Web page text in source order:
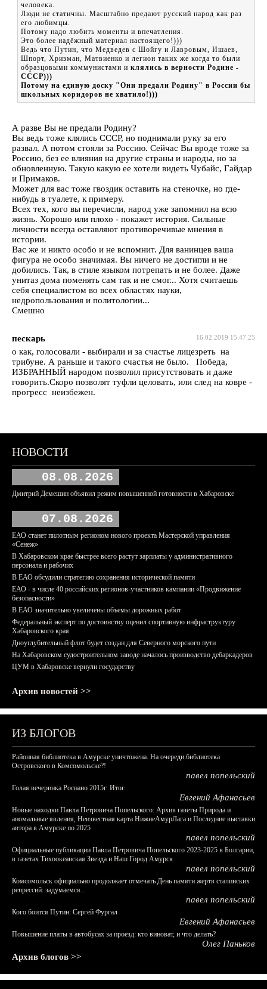
человека.
Люди не статичны. Масштабно предают русский народ как раз
его любимцы.
Потому надо любить моменты и впечатления.
Это более надёжный материал настоящего!)))
Ведь что Путин, что Медведев с Шойгу и Лавровым, Ишаев,
Шпорт, Хризман, Матвиенко и легион таких же когда то были
образцовыми коммунистами и клялись в верности Родине -
СССР)))
Потому на единую доску "Они предали Родину" в России бы
школьных коридоров не хватило!)))
А разве Вы не предали Родину?
Вы ведь тоже клялись СССР, но поднимали руку за его
развал. А потом стояли за Россию. Сейчас Вы вроде тоже за
Россию, без ее влияния на другие страны и народы, но за
обновленную. Такую какую ее хотели видеть Чубайс, Гайдар
и Примаков.
Может для вас тоже гвоздик оставить на стеночке, но где-
нибудь в туалете, к примеру.
Всех тех, кого вы перечисли, народ уже запомнил на всю
жизнь. Хорошо или плохо - покажет история. Сильные
личности всегда оставляют противоречивые мнения в
истории.
Вас же и никто особо и не вспомнит. Для ванинцев ваша
фигура не особо значимая. Вы ничего не достигли и не
добились. Так, в стиле языком потрепать и не более. Даже
унитаз дома поменять сам так и не смог... Хотя считаешь
себя специалистом во всех областях науки,
недропользования и политологии...
Смешно
16.02.2019 15:47:25
пескарь
о как, голосовали - выбирали и за счастье лицезреть на
трибуне. А раньше и такого счастья не было. Победа,
ИЗБРАННЫЙ народом позволил присутствовать и даже
говорить.Скоро позволят туфли целовать, или след на ковре -
прогресс неизбежен.
НОВОСТИ
08.08.2026
Дмитрий Демешин объявил режим повышенной готовности в Хабаровске
07.08.2026
ЕАО станет пилотным регионом нового проекта Мастерской управления
«Сенеж»
В Хабаровском крае быстрее всего растут зарплаты у административного
персонала и рабочих
В ЕАО обсудили стратегию сохранения исторической памяти
ЕАО - в числе 40 российских регионов-участников кампании «Продвижение
безопасности»
В ЕАО значительно увеличены объемы дорожных работ
Федеральный эксперт по достоинству оценил спортивную инфраструктуру
Хабаровского края
Дноуглубительный флот будет создан для Северного морского пути
На Хабаровском судостроительном заводе началось производство дебаркадеров
ЦУМ в Хабаровске вернули государству
Архив новостей >>
ИЗ БЛОГОВ
Районная библиотека в Амурске уничтожена. На очереди библиотека
Островского в Комсомольске?!
павел попельский
Голая вечеринка Роснано 2015г. Итог.
Евгений Афанасьев
Новые находки Павла Петровича Попельского: Архив газеты Природа и
аномальные явления, Неизвестная карта НижнеАмурЛага и Последние выставки
автора в Амурске по 2025
павел попельский
Официальные публикации Павла Петровича Попельского 2023-2025 в Болгарии,
в газетах Тихоокеанская Звезда и Наш Город Амурск
павел попельский
Комсомольск официально продолжает отмечать День памяти жертв сталинских
репрессий: задумаемся...
павел попельский
Кого боится Путин: Сергей Фургал
Евгений Афанасьев
Повышение платы в автобусах за проезд: кто виноват, и что делать?
Олег Паньков
Архив блогов >>